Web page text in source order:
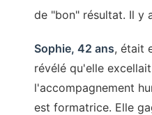
de "bon" résultat. Il y
Sophie, 42 ans, était
révélé qu'elle
l'accompagnement
est formatrice. Elle